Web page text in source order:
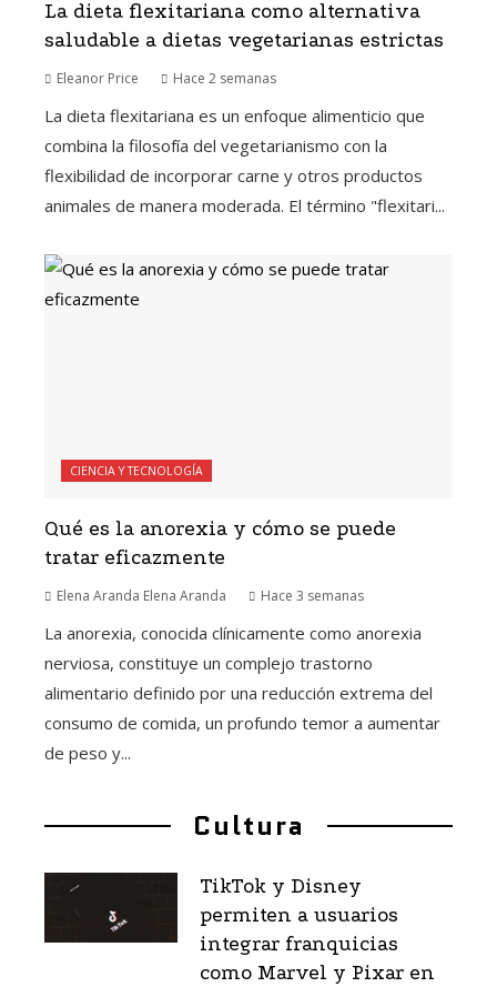
La dieta flexitariana como alternativa
saludable a dietas vegetarianas estrictas
Eleanor Price Hace 2 semanas
La dieta flexitariana es un enfoque alimenticio que
combina la filosofía del vegetarianismo con la
flexibilidad de incorporar carne y otros productos
animales de manera moderada. El término "flexitari...
CIENCIA Y TECNOLOGÍA
Qué es la anorexia y cómo se puede
tratar eficazmente
Elena Aranda Elena Aranda Hace 3 semanas
La anorexia, conocida clínicamente como anorexia
nerviosa, constituye un complejo trastorno
alimentario definido por una reducción extrema del
consumo de comida, un profundo temor a aumentar
de peso y...
Cultura
TikTok y Disney
permiten a usuarios
integrar franquicias
como Marvel y Pixar en